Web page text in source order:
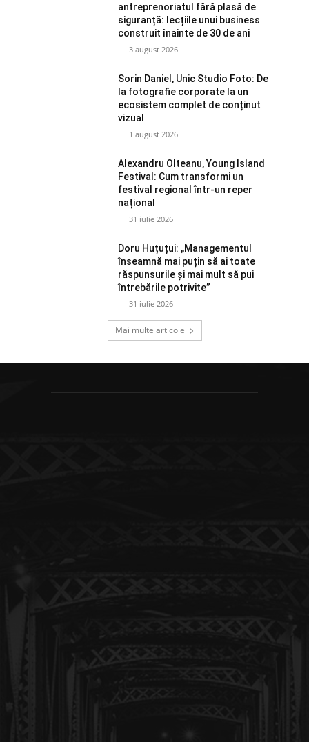
antreprenoriatul fără plasă de
siguranță: lecțiile unui business
construit înainte de 30 de ani
3 august 2026
Sorin Daniel, Unic Studio Foto: De
la fotografie corporate la un
ecosistem complet de conținut
vizual
1 august 2026
Alexandru Olteanu, Young Island
Festival: Cum transformi un
festival regional într-un reper
național
31 iulie 2026
Doru Huțuțui: „Managementul
înseamnă mai puțin să ai toate
răspunsurile și mai mult să pui
întrebările potrivite”
31 iulie 2026
Mai multe articole